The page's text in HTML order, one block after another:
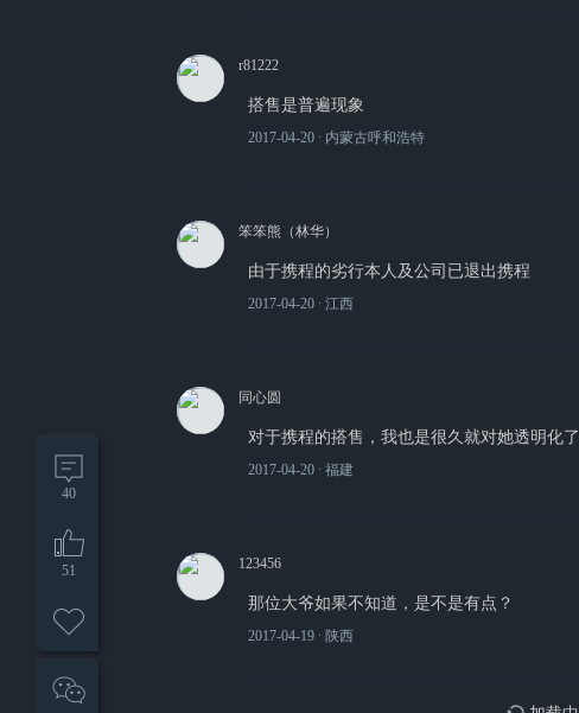
40
51
r81222
搭售是普遍现象
2017-04-20 ∙ 内蒙古呼和浩特
笨笨熊（林华）
由于携程的劣行本人及公司已退出携程
2017-04-20 ∙ 江西
同心圆
对于携程的搭售，我也是很久就对她透明化了
2017-04-20 ∙ 福建
123456
那位大爷如果不知道，是不是有点？
2017-04-19 ∙ 陕西